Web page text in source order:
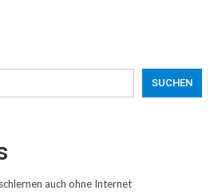
SUCHEN
auch ohne Internet